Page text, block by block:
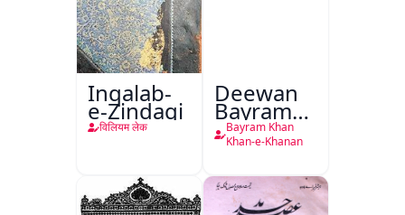
Inqalab-
e-Zindagi
विलियम लेक
Deewan
Bayram
Khan
Khan-e-
Bayram Khan
Khan-e-Khanan